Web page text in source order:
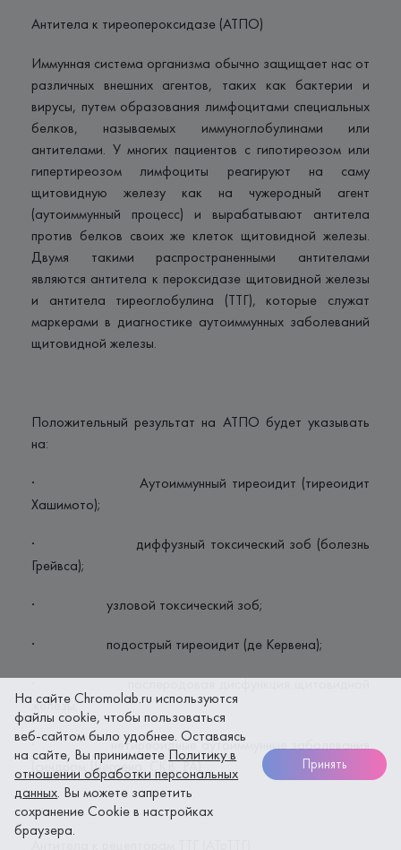
Антитела к тиреопероксидазе (АТПО)
Иммунная система организма обычно защищает нас от
различных внешних агентов, таких как бактерии и
вирусы, путем образования лимфоцитами специальных
белков, называемых иммуноглобулинами или
антителами. У многих пациентов с гипотиреозом или
гипертиреозом лимфоциты реагируют на саму
щитовидную железу как на чужеродный агент
(аутоиммунный процесс) и вырабатывают антитела
против белков своих же клеток щитовидной железы.
Двумя такими распространенными антителами
являются антитела к пероксидазе щитовидной железы
и антитела тиреоглобулина (ТТГ), которые служат
маркерами в диагностике аутоиммунных заболеваний
щитовидной железы.
Положительный результат на АТПО будет указывать
на:
· Аутоиммунный тиреоидит (тиреоидит
Хашимото);
· диффузный токсический зоб (болезнь
Грейвса);
· узловой токсический зоб;
· подострый тиреоидит (де Кервена);
· послеродовая дисфункция щитовидной
железы;
· нетиреоидные аутоиммунные заболевания
(синдром Шегрена, СКВ, РА).
На сайте Chromolab.ru используются
файлы cookie, чтобы пользоваться
веб-сайтом было удобнее. Оставаясь
на сайте, Вы принимаете Политику в
отношении обработки персональных
данных. Вы можете запретить
сохранение Cookie в настройках
браузера.
Принять